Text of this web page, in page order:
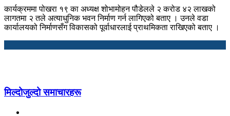
कार्यक्रममा पोखरा १९ का अध्यक्ष शोभामोहन पौडेलले २ करोड ४२ लाखको
लागतमा २ तले अत्याधुनिक भवन निर्माण गर्न लागिएको बताए । उनले वडा
कार्यालयको निर्माणसँग विकासको पूर्वाधारलाई प्राथमिकता राखिएको बताए ।
मिल्दोजुल्दो समाचारहरू